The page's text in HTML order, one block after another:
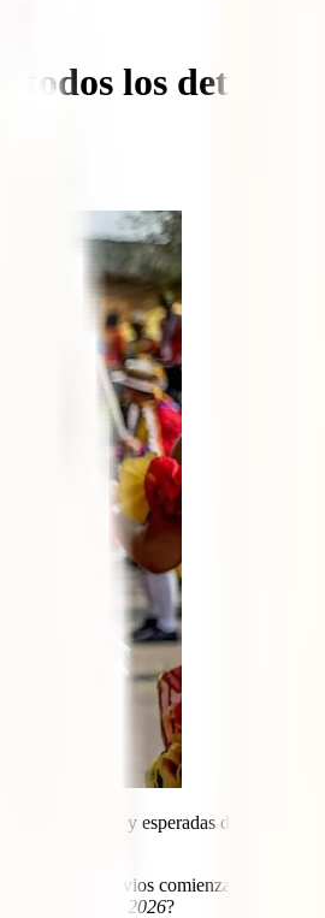
los detalles
más vibrantes y esperadas de
y eventos previos comienzan semanas
Barranquilla 2026?